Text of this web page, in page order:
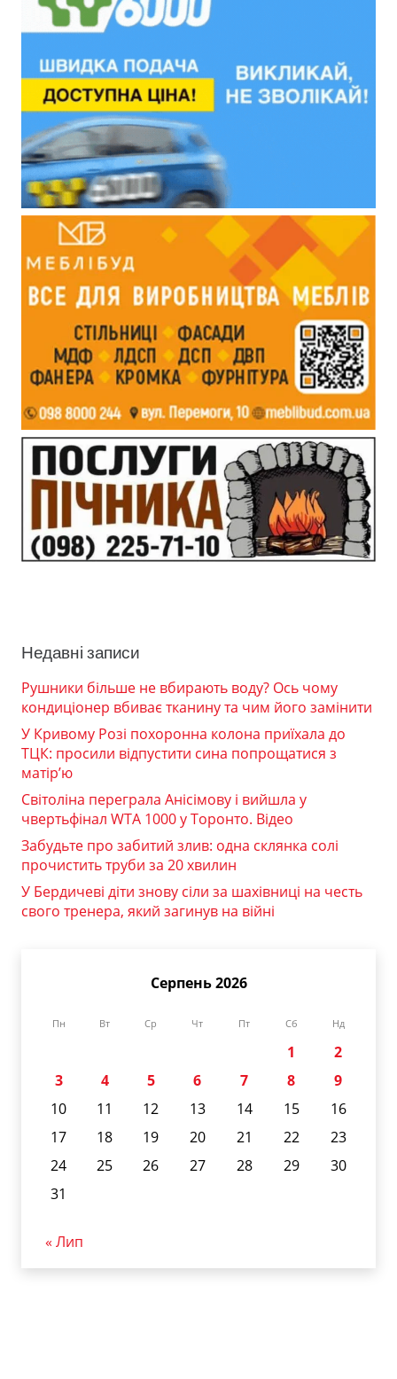
Недавні записи
Рушники більше не вбирають воду? Ось чому
кондиціонер вбиває тканину та чим його замінити
У Кривому Розі похоронна колона приїхала до
ТЦК: просили відпустити сина попрощатися з
матір’ю
Світоліна переграла Анісімову і вийшла у
чвертьфінал WTA 1000 у Торонто. Відео
Забудьте про забитий злив: одна склянка солі
прочистить труби за 20 хвилин
У Бердичеві діти знову сіли за шахівниці на честь
свого тренера, який загинув на війні
Серпень 2026
Пн Вт Ср Чт Пт Сб Нд
1
2
3
4 5 6 7 8
9
10
11 12 13 14 15
16
17
18 19 20 21 22
23
24
25 26 27 28 29
30
31
« Лип